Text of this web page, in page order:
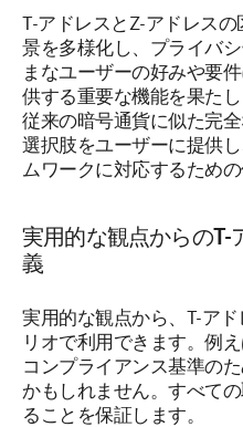
T-アドレスとZ-アドレス
景を多様化し、プライバ
まなユーザーの好みや要
供する重要な機能を果た
従来の暗号通貨に似た完
選択肢をユーザーに提供
ムワークに対応するため
実用的な観点からのT-
義
実用的な観点から、T-ア
リオで利用できます。例
コンプライアンス基準の
かもしれません。すべて
ることを保証します。